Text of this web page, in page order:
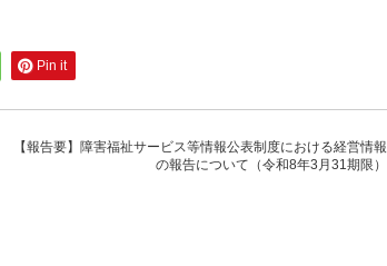
Pin it
【報告要】障害福祉サービス等情報公表制度における経営情報
の報告について（令和8年3月31期限）